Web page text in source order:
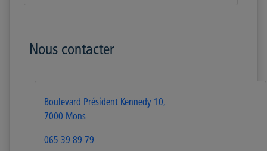
Nous contacter
Boulevard Président Kennedy 10,
7000 Mons
065 39 89 79